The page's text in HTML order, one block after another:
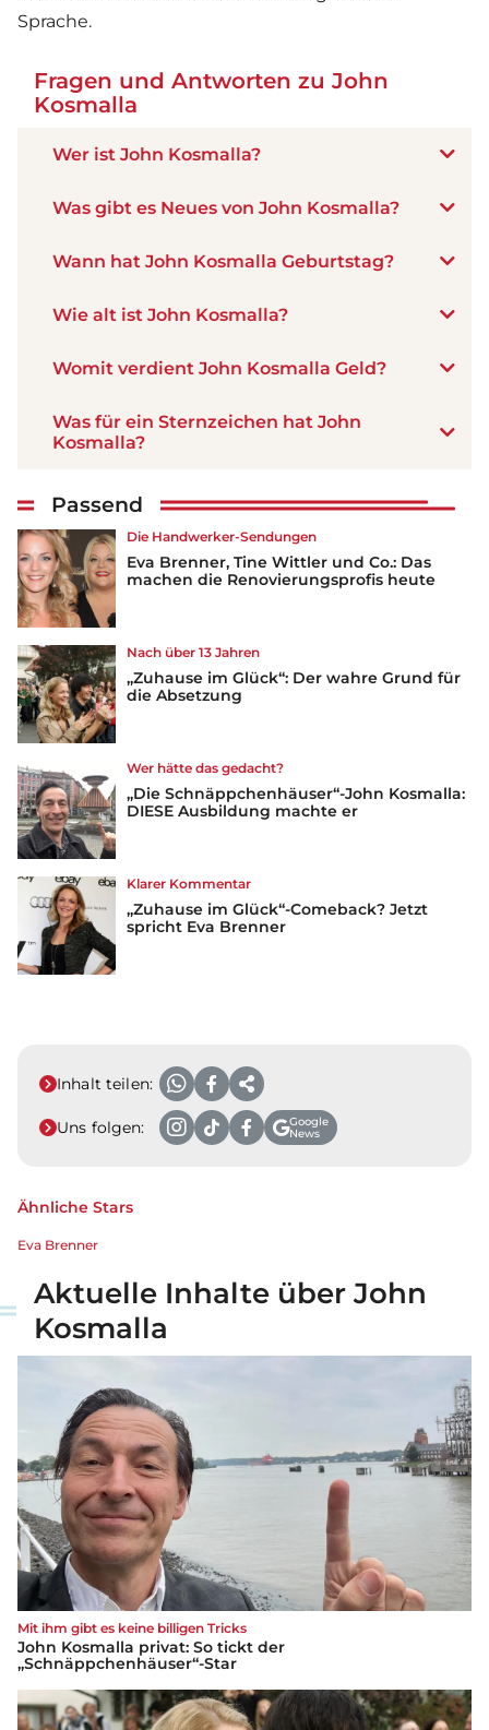
Sprache.
Fragen und Antworten zu John
Kosmalla
Wer ist John Kosmalla?
Was gibt es Neues von John Kosmalla?
Wann hat John Kosmalla Geburtstag?
Wie alt ist John Kosmalla?
Womit verdient John Kosmalla Geld?
Was für ein Sternzeichen hat John
Kosmalla?
Passend
Die Handwerker-Sendungen
Eva Brenner, Tine Wittler und Co.: Das
machen die Renovierungsprofis heute
Nach über 13 Jahren
„Zuhause im Glück“: Der wahre Grund für
die Absetzung
Wer hätte das gedacht?
„Die Schnäppchenhäuser“-John Kosmalla:
DIESE Ausbildung machte er
Klarer Kommentar
„Zuhause im Glück“-Comeback? Jetzt
spricht Eva Brenner
Inhalt teilen:
Uns folgen:
Google
News
Ähnliche Stars
Eva Brenner
Aktuelle Inhalte über John
Kosmalla
Mit ihm gibt es keine billigen Tricks
John Kosmalla privat: So tickt der
„Schnäppchenhäuser“-Star